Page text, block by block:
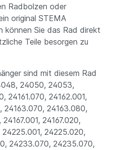
Radbolzen oder
original STEMA
können Sie das Rad direkt
Teile besorgen zu
sind mit diesem Rad
24050, 24053,
24161.070, 24162.001,
24163.070, 24163.080,
24167.020,
24225.001, 24225.020,
24233.070, 24235.070,